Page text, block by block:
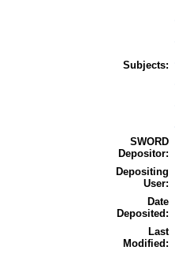
Subjects:
SWORD
Depositor:
Depositing
User:
Date
Deposited:
Last
Modified: